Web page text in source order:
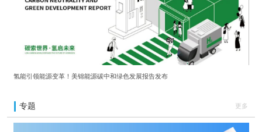
氢能引领能源变革！美锦能源碳中和绿色发展报告发布
专题 更多